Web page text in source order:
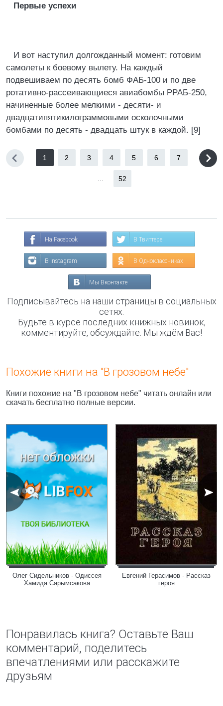
Первые успехи
И вот наступил долгожданный момент: готовим
самолеты к боевому вылету. На каждый
подвешиваем по десять бомб ФАБ-100 и по две
ротативно-рассеивающиеся авиабомбы РРАБ-250,
начиненные более мелкими - десяти- и
двадцатипятикилограммовыми осколочными
бомбами по десять - двадцать штук в каждой. [9]
1 2 3 4 5 6 7
52
На Facebook В Твиттере
В Instagram В Одноклассниках
Мы Вконтакте
Подписывайтесь на наши страницы в социальных
сетях.
Будьте в курсе последних книжных новинок,
комментируйте, обсуждайте. Мы ждём Вас!
Похожие книги на "В грозовом небе"
Книги похожие на "В грозовом небе" читать онлайн или
скачать бесплатно полные версии.
Олег Сидельников - Одиссея
Хамида Сарымсакова
Евгений Герасимов - Рассказ
героя
Понравилась книга? Оставьте Ваш
комментарий, поделитесь
впечатлениями или расскажите
друзьям